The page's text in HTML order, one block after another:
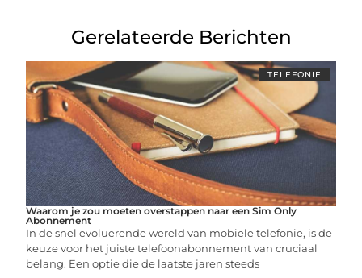
Gerelateerde Berichten
TELEFONIE
Waarom je zou moeten overstappen naar een Sim Only
Abonnement
In de snel evoluerende wereld van mobiele telefonie, is de
keuze voor het juiste telefoonabonnement van cruciaal
belang. Een optie die de laatste jaren steeds